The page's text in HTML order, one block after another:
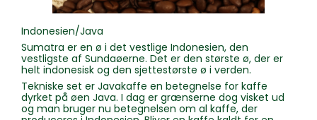
Indonesien/Java
Sumatra er en ø i det vestlige Indonesien, den
vestligste af Sundaøerne. Det er den største ø, der er
helt indonesisk og den sjettestørste ø i verden.
Tekniske set er Javakaffe en betegnelse for kaffe
dyrket på øen Java. I dag er grænserne dog visket ud
og man bruger nu betegnelsen om al kaffe, der